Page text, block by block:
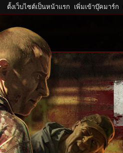
ตั้งเว็บไซต์เป็นหน้าแรก เพิ่มเข้าบุ๊คมาร์ก